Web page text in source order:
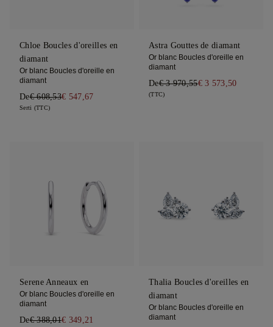
Chloe Boucles d'oreilles en
diamant
Or blanc Boucles d'oreille en
diamant
De€ 608,53€ 547,67
Serti (TTC)
Astra Gouttes de diamant
Or blanc Boucles d'oreille en
diamant
De€ 3 970,55€ 3 573,50
(TTC)
Serene Anneaux en
Or blanc Boucles d'oreille en
diamant
De€ 388,01€ 349,21
Thalia Boucles d'oreilles en
diamant
Or blanc Boucles d'oreille en
diamant